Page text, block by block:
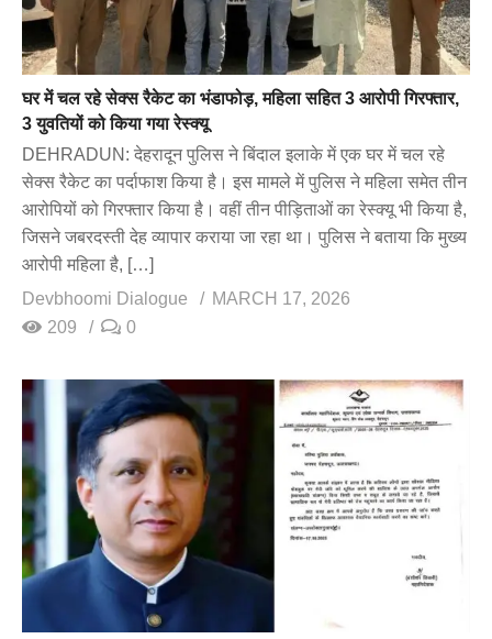
घर में चल रहे सेक्स रैकेट का भंडाफोड़, महिला सहित 3 आरोपी गिरफ्तार,
3 युवतियों को किया गया रेस्क्यू
DEHRADUN: देहरादून पुलिस ने बिंदाल इलाके में एक घर में चल रहे
सेक्स रैकेट का पर्दाफाश किया है। इस मामले में पुलिस ने महिला समेत तीन
आरोपियों को गिरफ्तार किया है। वहीं तीन पीड़िताओं का रेस्क्यू भी किया है,
जिसने जबरदस्ती देह व्यापार कराया जा रहा था। पुलिस ने बताया कि मुख्य
आरोपी महिला है, […]
Devbhoomi Dialogue
MARCH 17, 2026
209
0